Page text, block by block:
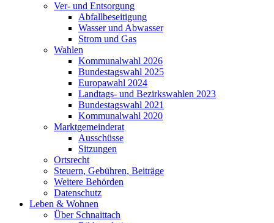
Ver- und Entsorgung
Abfallbeseitigung
Wasser und Abwasser
Strom und Gas
Wahlen
Kommunalwahl 2026
Bundestagswahl 2025
Europawahl 2024
Landtags- und Bezirkswahlen 2023
Bundestagswahl 2021
Kommunalwahl 2020
Marktgemeinderat
Ausschüsse
Sitzungen
Ortsrecht
Steuern, Gebühren, Beiträge
Weitere Behörden
Datenschutz
Leben & Wohnen
Über Schnaittach